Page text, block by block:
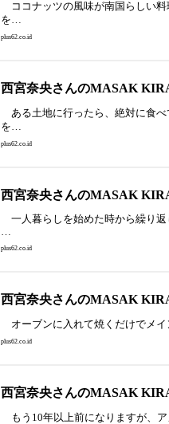
ココナッツの風味が南国らしい料
を…
plus62.co.id
西宮奈央さんのMASAK
ある土地に行ったら、絶対に食べ
を…
plus62.co.id
西宮奈央さんのMASAK
一人暮らしを始めた時から繰り返
…
plus62.co.id
西宮奈央さんのMASAK
オーブンに入れて焼くだけでメイ
plus62.co.id
西宮奈央さんのMASAK
もう10年以上前になりますが、